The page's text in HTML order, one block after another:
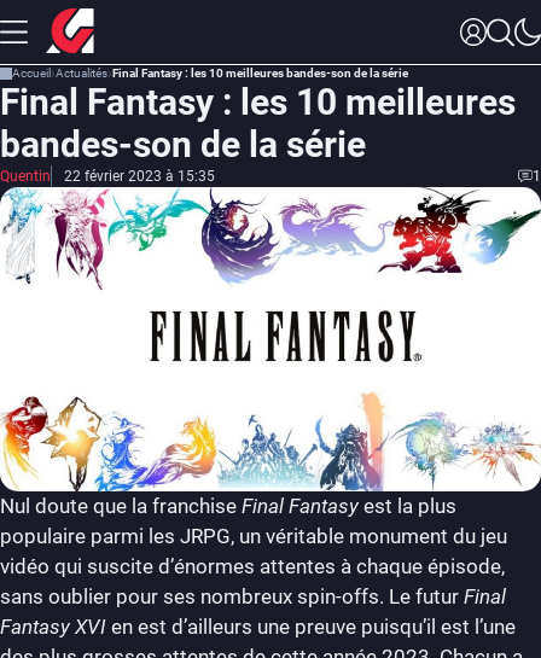
Accueil Actualités Final Fantasy : les 10 meilleures bandes-son de la série
Final Fantasy : les 10 meilleures
bandes-son de la série
Quentin 22 février 2023 à 15:35 1
Nul doute que la franchise Final Fantasy est la plus
populaire parmi les JRPG, un véritable monument du jeu
vidéo qui suscite d’énormes attentes à chaque épisode,
sans oublier pour ses nombreux spin-offs. Le futur Final
Fantasy XVI en est d’ailleurs une preuve puisqu’il est l’une